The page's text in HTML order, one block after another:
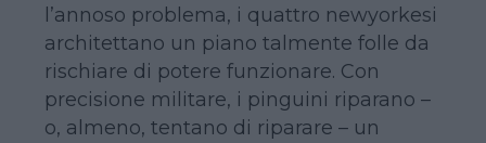
l’annoso problema, i quattro newyorkesi
architettano un piano talmente folle da
rischiare di potere funzionare. Con
precisione militare, i pinguini riparano –
o, almeno, tentano di riparare – un